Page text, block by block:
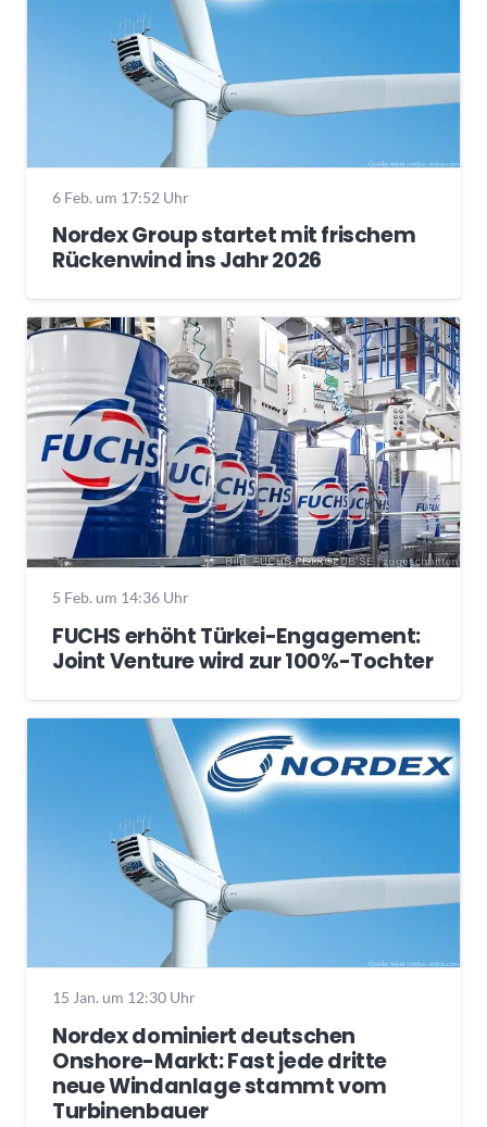
6 Feb. um 17:52 Uhr
Nordex Group startet mit frischem
Rückenwind ins Jahr 2026
5 Feb. um 14:36 Uhr
FUCHS erhöht Türkei-Engagement:
Joint Venture wird zur 100%-Tochter
15 Jan. um 12:30 Uhr
Nordex dominiert deutschen
Onshore-Markt: Fast jede dritte
neue Windanlage stammt vom
Turbinenbauer